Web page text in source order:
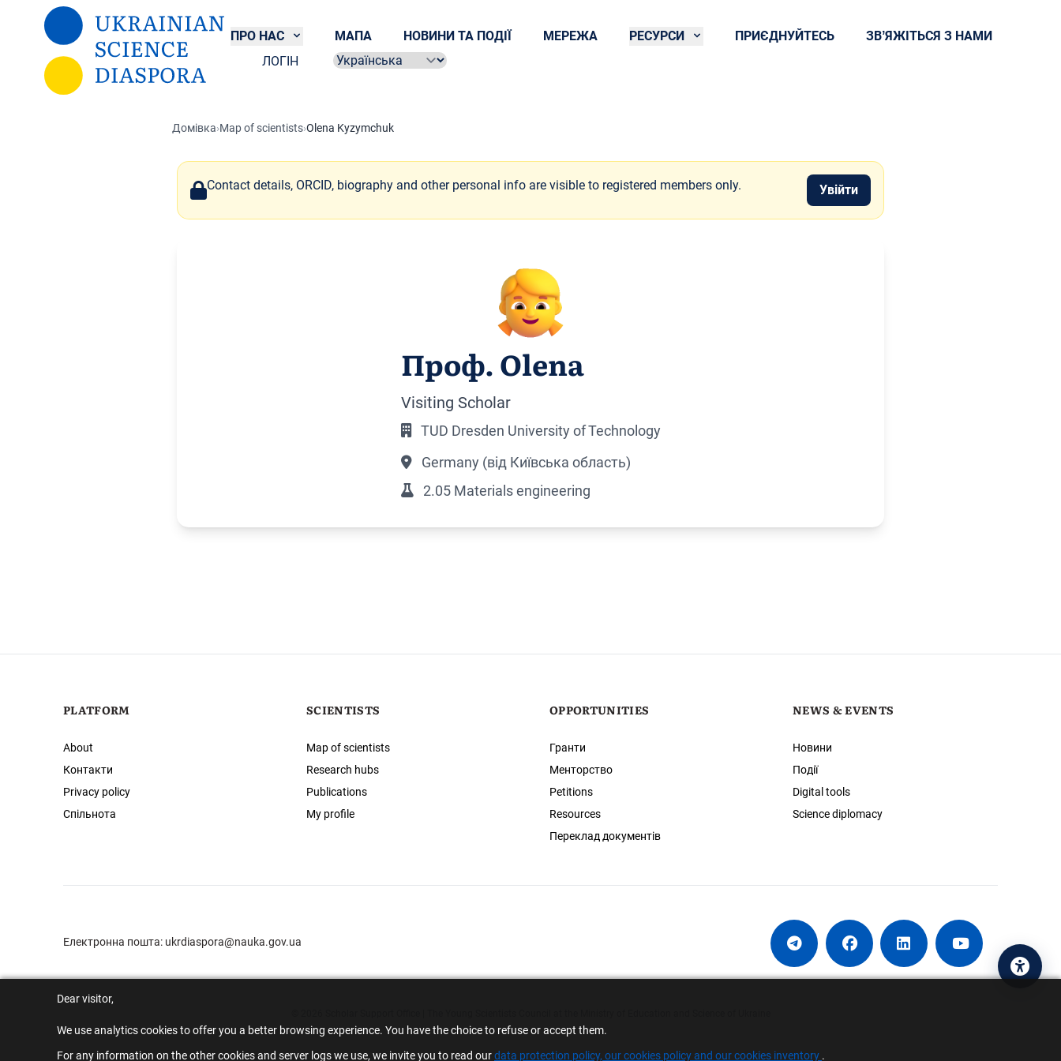
Перейти до основного вмісту
Dear visitor,
We use analytics cookies to offer you a better browsing experience. You have the choice to refuse or accept them.
For any information on the other cookies and server logs we use, we invite you to read ourdata protection policy, our cookies policy and our cookies inventory .
ПРО НАС МАПА НОВИНИ ТА ПОДІЇ МЕРЕЖА РЕСУРСИ ПРИЄДНУЙТЕСЬ
ЗВʼЯЖІТЬСЯ З НАМИ
ЛОГІН
Select language
Домівка›Map of scientists›Olena Kyzymchuk
Contact details, ORCID, biography and other personal info are visible to registered members only. Увійти
Проф. Olena
Visiting Scholar
TUD Dresden University of Technology
Germany (від Київська область)
2.05 Materials engineering
PLATFORM
About
Контакти
Privacy policy
Спільнота
SCIENTISTS
Map of scientists
Research hubs
Publications
My profile
OPPORTUNITIES
Гранти
Менторство
Petitions
Resources
Переклад документів
NEWS & EVENTS
Новини
Події
Digital tools
Science diplomacy
Електронна пошта: ukrdiaspora@nauka.gov.ua